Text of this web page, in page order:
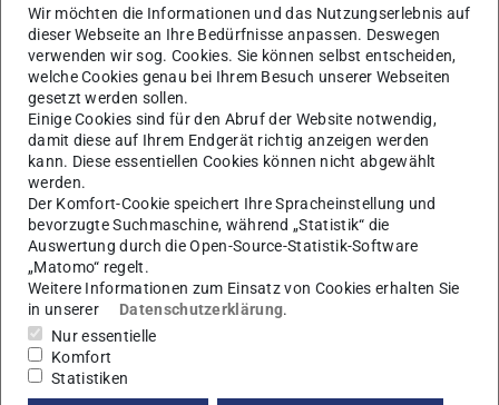
Kontakt
mahdi.nasiri@pkm.tu-...
Wir möchten die Informationen und das Nutzungserlebnis auf
dieser Webseite an Ihre Bedürfnisse anpassen. Deswegen
verwenden wir sog. Cookies. Sie können selbst entscheiden,
welche Cookies genau bei Ihrem Besuch unserer Webseiten
gesetzt werden sollen.
Einige Cookies sind für den Abruf der Website notwendig,
damit diese auf Ihrem Endgerät richtig anzeigen werden
kann. Diese essentiellen Cookies können nicht abgewählt
werden.
Der Komfort-Cookie speichert Ihre Spracheinstellung und
bevorzugte Suchmaschine, während „Statistik“ die
Auswertung durch die Open-Source-Statistik-Software
„Matomo“ regelt.
Weitere Informationen zum Einsatz von Cookies erhalten Sie
in unserer
Datenschutzerklärung.
Nur essentielle
Komfort
Statistiken